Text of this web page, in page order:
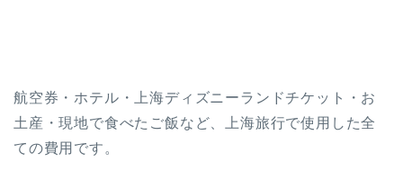
航空券・ホテル・上海ディズニーランドチケット・お
土産・現地で食べたご飯など、上海旅行で使用した全
ての費用です。